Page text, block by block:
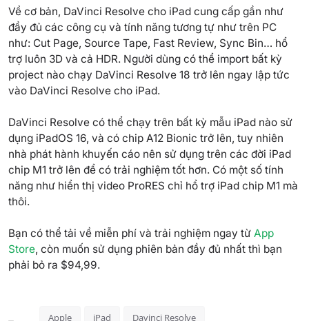
Về cơ bản, DaVinci Resolve cho iPad cung cấp gần như
đầy đủ các công cụ và tính năng tương tự như trên PC
như: Cut Page, Source Tape, Fast Review, Sync Bin… hổ
trợ luôn 3D và cả HDR. Người dùng có thể import bất kỳ
project nào chạy DaVinci Resolve 18 trở lên ngay lập tức
vào DaVinci Resolve cho iPad.
DaVinci Resolve có thể chạy trên bất kỳ mẫu iPad nào sử
dụng iPadOS 16, và có chip A12 Bionic trở lên, tuy nhiên
nhà phát hành khuyến cáo nên sử dụng trên các đời iPad
chip M1 trở lên để có trải nghiệm tốt hơn. Có một số tính
năng như hiển thị video ProRES chỉ hổ trợ iPad chip M1 mà
thôi.
Bạn có thể tải về miễn phí và trải nghiệm ngay từ App
Store, còn muốn sử dụng phiên bản đầy đủ nhất thì bạn
phải bỏ ra $94,99.
Apple iPad Davinci Resolve